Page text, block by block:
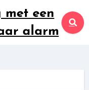
met een
alarm